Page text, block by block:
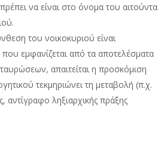
να είναι στο όνομα του αιτούντα
του νοικοκυριού είναι
εμφανίζεται από τα αποτελέσματα
απαιτείται η προσκόμιση
τεκμηριώνει τη μεταβολή (π.χ.
αντίγραφο ληξιαρχικής πράξης